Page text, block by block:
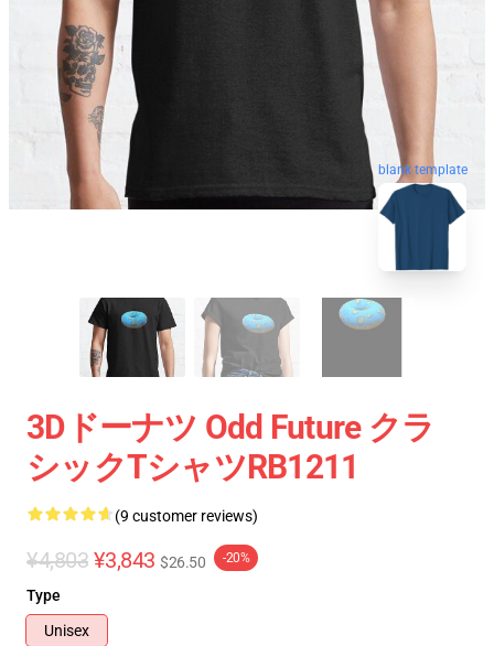
blank template
3Dドーナツ Odd Future クラ
シックTシャツRB1211
(9 customer reviews)
¥4,803 ¥3,843 $26.50 -20%
Type
Unisex